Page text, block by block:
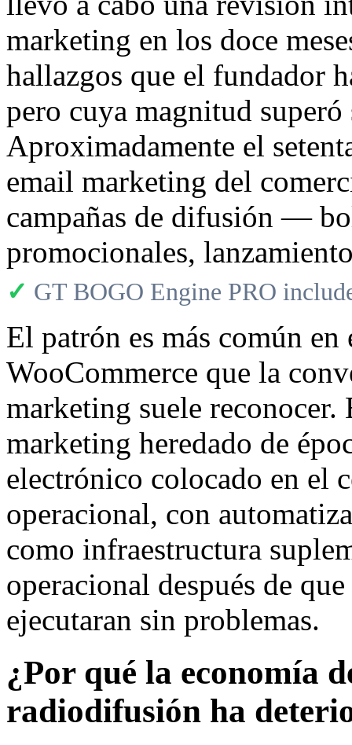
marketing en los doce
hallazgos que el fundador
pero cuya magnitud superó
Aproximadamente el
email marketing del
campañas de difusión —
promocionales,
✓ GT BOGO Engine PRO
El patrón es más común
WooCommerce que la
marketing suele
marketing heredado de
electrónico colocado en el
operacional, con
como infraestructura
operacional después de
ejecutaran sin problemas.
¿Por qué la economía
radiodifusión ha